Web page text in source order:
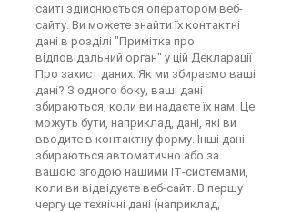
сайті здійснюється оператором веб-
сайту. Ви можете знайти їх контактні
дані в розділі "Примітка про
відповідальний орган" у цій Декларації
Про захист даних. Як ми збираємо ваші
дані? З одного боку, ваші дані
збираються, коли ви надаєте їх нам. Це
можуть бути, наприклад, дані, які ви
вводите в контактну форму. Інші дані
збираються автоматично або за
вашою згодою нашими ІТ-системами,
коли ви відвідуєте веб-сайт. В першу
чергу це технічні дані (наприклад,